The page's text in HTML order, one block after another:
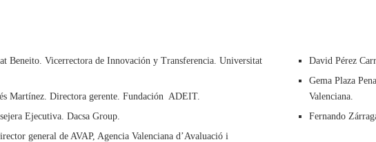
Beneito. Vicerrectora de Innovación y Transferencia. Universitat
Martínez. Directora gerente. Fundación ADEIT.
Ejecutiva. Dacsa Group.
general de AVAP, Agencia Valenciana d’Avaluació i
David Pérez
Gema Plaza
Valenciana.
Fernando